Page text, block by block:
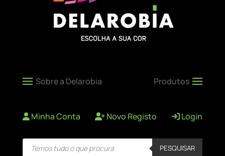
Minha Conta Novo Registo Login
Products
search PESQUISAR